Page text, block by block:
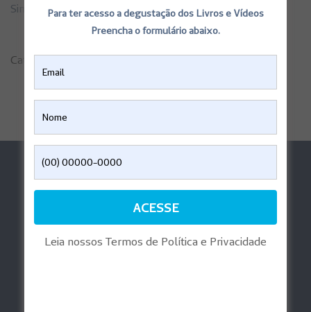
Simples por Calculose Renal
Categorias:Consentimentos Informados,Saúde
Ajuda
Perguntas Frequentes
Regulatórias
Reembolso Digital
Playlist Gravidez
Para ter acesso a degustação dos Livros e Vídeos
Preencha o formulário abaixo.
Leia nossos Termos de Política e Privacidade